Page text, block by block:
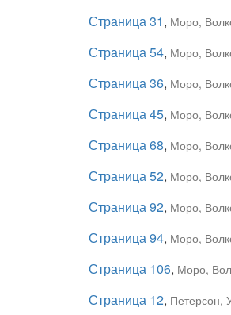
Страница 31, Моро,
Страница 54, Моро,
Страница 36, Моро,
Страница 45, Моро,
Страница 68, Моро,
Страница 52, Моро,
Страница 92, Моро,
Страница 94, Моро,
Страница 106, Моро,
Страница 12, Петерсон,